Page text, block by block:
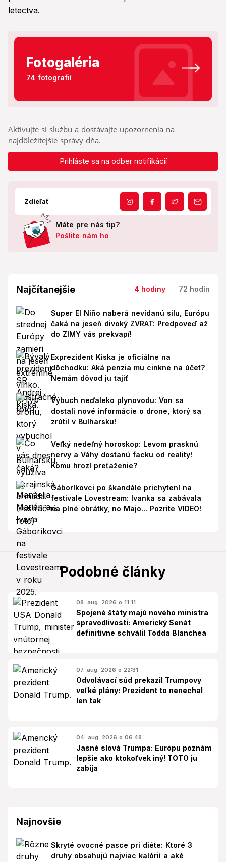
letectva.
Fotogaléria
74 fotografií
Aktivujte si službu a dostávajte upozornenia na
najdôležitejšie správy dňa.
Prihláste sa na odber notifikácií
Zdieľať
Máte pre nás tip?
Pošlite nám ho
Najčítanejšie 4 hodiny 72 hodín
Super El Niño naberá nevídanú silu, Európu
čaká na jeseň divoký ZVRAT: Predpoveď až
do ZIMY vás prekvapí!
Exprezident Kiska je oficiálne na
dôchodku: Aká penzia mu cinkne na účet?
Nemám dôvod ju tajiť
Výbuch neďaleko plynovodu: Von sa
dostali nové informácie o drone, ktorý sa
zrútil v Bulharsku!
Veľký nedeľný horoskop: Levom prasknú
nervy a Váhy dostanú facku od reality!
Komu hrozí preťaženie?
Gáboríkovci po škandále prichytení na
festivale Lovestream: Ivanka sa zabávala
na plné obrátky, no Majo... Pozrite VIDEO!
Podobné články
08. aug. 2026 o 11:11
Spojené štáty majú nového ministra
spravodlivosti: Americký Senát
definitívne schválil Todda Blanchea
07. aug. 2026 o 22:31
Odvolávací súd prekazil Trumpovy
veľké plány: Prezident to nenechal
len tak
04. aug. 2026 o 06:48
Jasné slová Trumpa: Európu poznám
lepšie ako ktokoľvek iný! TOTO ju
zabíja
Najnovšie
Skryté ovocné pasce pri diéte: Ktoré 3
druhy obsahujú najviac kalórií a aké